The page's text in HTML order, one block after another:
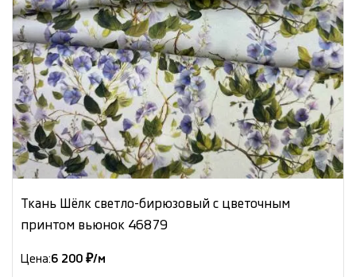
Ткань Шёлк светло-бирюзовый с цветочным
принтом вьюнок 46879
Цена:6 200 ₽/м